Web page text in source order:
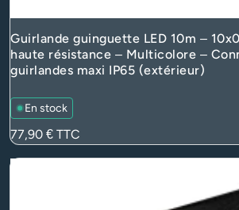
Guirlande guinguette LED 10m –
haute résistance – Multicolore –
guirlandes maxi IP65 (extérieur)
En stock
Prix
77,90 € TTC